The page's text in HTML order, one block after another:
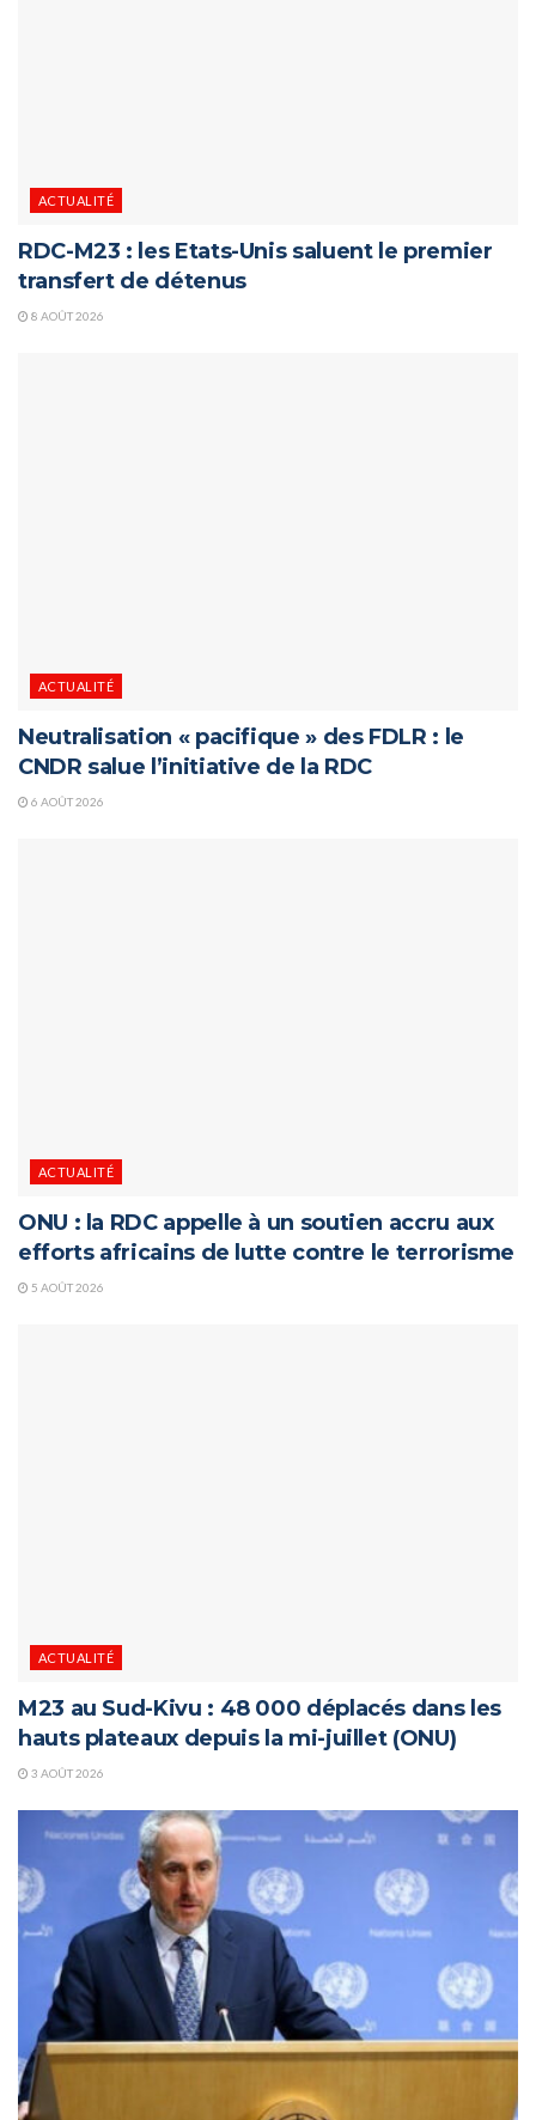
ACTUALITÉ
RDC-M23 : les Etats-Unis saluent le premier
transfert de détenus
8 AOÛT 2026
ACTUALITÉ
Neutralisation « pacifique » des FDLR : le
CNDR salue l’initiative de la RDC
6 AOÛT 2026
ACTUALITÉ
ONU : la RDC appelle à un soutien accru aux
efforts africains de lutte contre le terrorisme
5 AOÛT 2026
ACTUALITÉ
M23 au Sud-Kivu : 48 000 déplacés dans les
hauts plateaux depuis la mi-juillet (ONU)
3 AOÛT 2026